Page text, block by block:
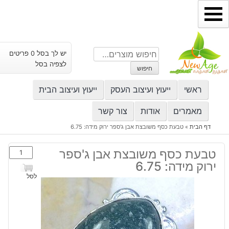
דילוג
לתוכן
חיפוש
עבור:
חיפוש
יש לך בסל 0 פריטים
לצפיה בסל
ראשי ייעוץ ועיצוב העסק ייעוץ ועיצוב הבית
מאמרים אודות צור קשר
דף הבית» טבעת כסף משובצת אבן ג'ספר ירוק מידה: 6.75
טבעת כסף משובצת אבן ג'ספר
ירוק מידה: 6.75
כמות
של
טבעת
לסל